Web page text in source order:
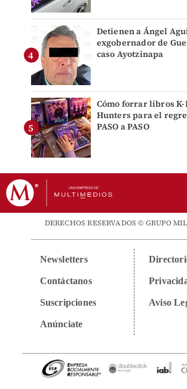
Detienen a Ángel
exgobernador de
caso Ayotzinapa
Cómo forrar libros K-
Hunters para el
PASO a PASO
DERECHOS RESERVADOS © GRUPO
Newsletters
Contáctanos
Suscripciones
Anúnciate
Aviso